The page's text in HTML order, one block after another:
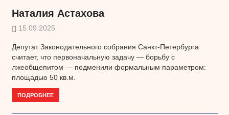
Наталия Астахова
15.09.2025
Депутат Законодательного собрания Санкт-Петербурга
считает, что первоначальную задачу — борьбу с
лжеобщепитом — подменили формальным параметром:
площадью 50 кв.м.
ПОДРОБНЕЕ